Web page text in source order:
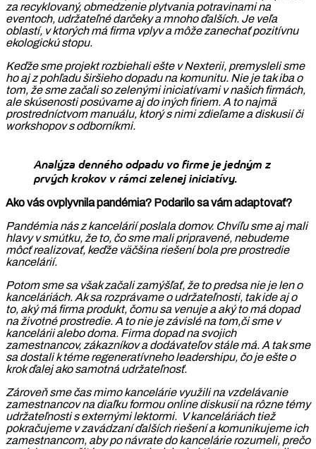
za recyklovaný, obmedzenie plytvania potravinami na
eventoch, udržateľné darčeky a mnoho ďalších. Je veľa
oblastí, v ktorých má firma vplyv a môže zanechať pozitívnu
ekologickú stopu.
Keďže sme projekt rozbiehali ešte v Nexterii, premysleli sme
ho aj z pohľadu širšieho dopadu na komunitu. Nie je tak iba o
tom, že sme začali so zelenými iniciatívami v našich firmách,
ale skúsenosti posúvame aj do iných firiem. A to najmä
prostredníctvom manuálu, ktorý s nimi zdieľame a diskusií či
workshopov s odborníkmi.
Analýza denného odpadu vo firme je jedným z
prvých krokov v rámci zelenej iniciatívy.
Ako vás ovplyvnila pandémia? Podarilo sa vám adaptovať?
Pandémia nás z kancelárií poslala domov. Chvíľu sme aj mali
hlavy v smútku, že to, čo sme mali pripravené, nebudeme
môcť realizovať, keďže väčšina riešení bola pre prostredie
kancelárií.
Potom sme sa však začali zamýšľať, že to predsa nie je len o
kanceláriách. Ak sa rozprávame o udržateľnosti, tak ide aj o
to, aký má firma produkt, čomu sa venuje a aký to má dopad
na životné prostredie. A to nie je závislé na tom,či sme v
kancelárii alebo doma. Firma dopad na svojich
zamestnancov, zákazníkov a dodávateľov stále má. A tak sme
sa dostali k téme regeneratívneho leadershipu, čo je ešte o
krok ďalej ako samotná udržateľnosť.
Zároveň sme čas mimo kancelárie využili na vzdelávanie
zamestnancov na diaľku formou online diskusií na rôzne témy
udržateľnosti s externými lektormi. V kanceláriách tiež
pokračujeme v zavádzaní ďalších riešení a komunikujeme ich
zamestnancom, aby po návrate do kancelárie rozumeli, prečo